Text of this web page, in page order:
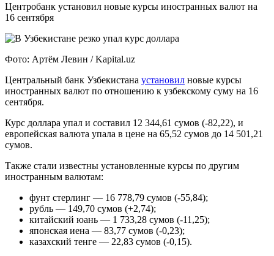
Центробанк установил новые курсы иностранных валют на
16 сентября
Фото: Артём Левин / Kapital.uz
Центральный банк Узбекистана установил новые курсы
иностранных валют по отношению к узбекскому суму на 16
сентября.
Курс доллара упал и составил 12 344,61 сумов (-82,22), и
европейская валюта упала в цене на 65,52 сумов до 14 501,21
сумов.
Также стали известны установленные курсы по другим
иностранным валютам:
фунт стерлинг — 16 778,79 сумов (-55,84);
рубль — 149,70 сумов (+2,74);
китайский юань — 1 733,28 сумов (-11,25);
японская иена — 83,77 сумов (-0,23);
казахский тенге — 22,83 сумов (-0,15).